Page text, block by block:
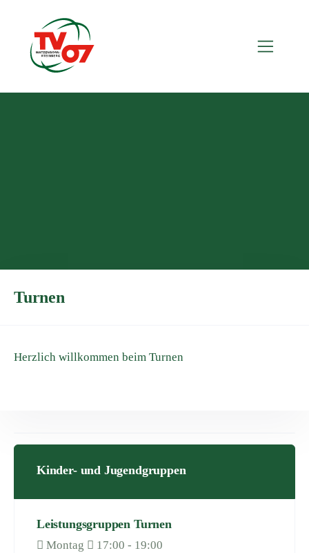
Turnen
Herzlich willkommen beim Turnen
Kinder- und Jugendgruppen
Leistungsgruppen Turnen
Montag
17:00 - 19:00